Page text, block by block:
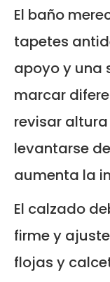
El baño
tapetes
apoyo y una
marcar
revisar
levantarse
aumenta la
El calzado
firme y
flojas y